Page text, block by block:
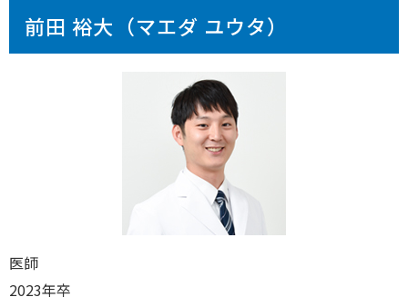
前田 裕大（マエダ ユウタ）
医師
2023年卒